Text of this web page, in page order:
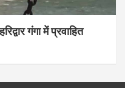
गंगा में प्रवाहित